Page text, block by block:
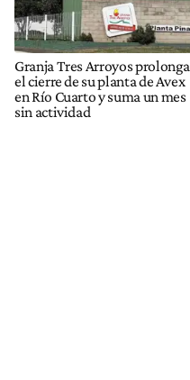
Granja Tres Arroyos prolonga
el cierre de su planta de Avex
en Río Cuarto y suma un mes
sin actividad